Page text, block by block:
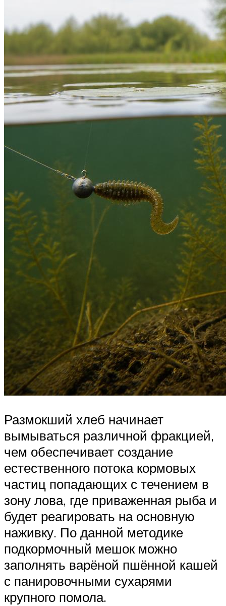
Размокший хлеб начинает
вымываться различной фракцией,
чем обеспечивает создание
естественного потока кормовых
частиц попадающих с течением в
зону лова, где приваженная рыба и
будет реагировать на основную
наживку. По данной методике
подкормочный мешок можно
заполнять варёной пшённой кашей
с панировочными сухарями
крупного помола.